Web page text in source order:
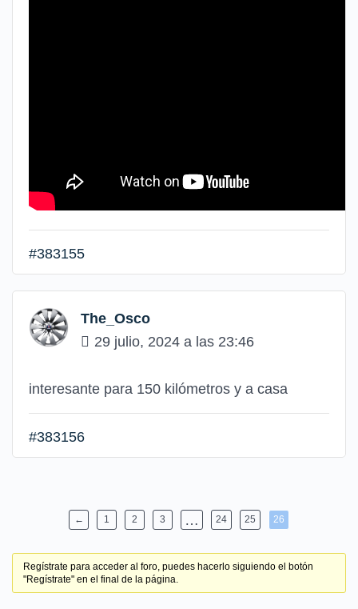
#383155
The_Osco
29 julio, 2024 a las 23:46
interesante para 150 kilómetros y a casa
#383156
← 1 2 3 … 24 25 26
Regístrate para acceder al foro, puedes hacerlo siguiendo el botón
"Regístrate" en el final de la página.